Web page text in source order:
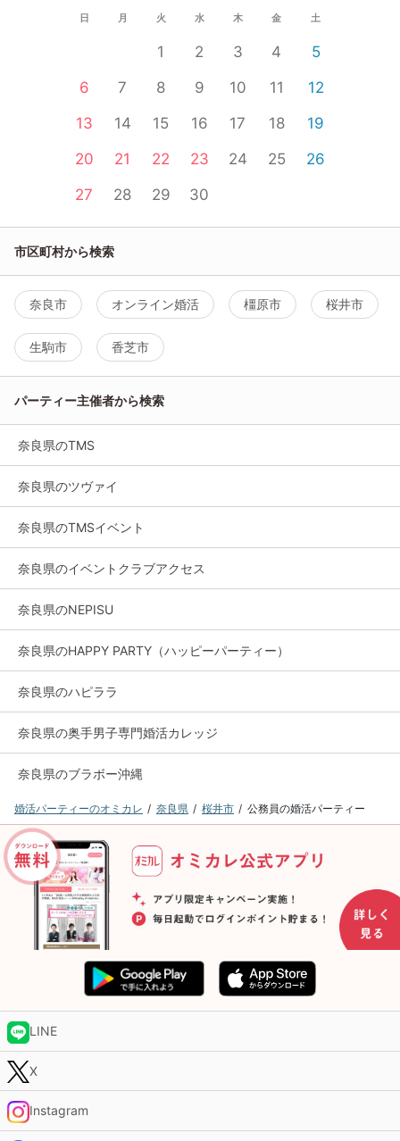
日 月 火 水 木 金 土
1 2 3 4
5
6
7 8 9 10 11
12
13
14 15 16 17 18
19
20
21 22 23 24 25
26
27
28 29 30
市区町村から検索
奈良市 オンライン婚活 橿原市 桜井市
生駒市 香芝市
パーティー主催者から検索
奈良県のTMS
奈良県のツヴァイ
奈良県のTMSイベント
奈良県のイベントクラブアクセス
奈良県のNEPISU
奈良県のHAPPY PARTY（ハッピーパーティー）
奈良県のハピララ
奈良県の奥手男子専門婚活カレッジ
奈良県のブラボー沖縄
婚活パーティーのオミカレ 奈良県 桜井市 公務員の婚活パーティー
LINE
X
Instagram